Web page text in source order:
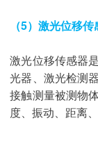
（5）激光位移
激光位移传感器
光器、激光检测
接触测量被测物
度、振动、距离